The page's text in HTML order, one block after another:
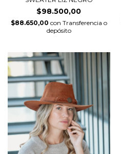
$98.500,00
$88.650,00 con Transferencia o
depósito